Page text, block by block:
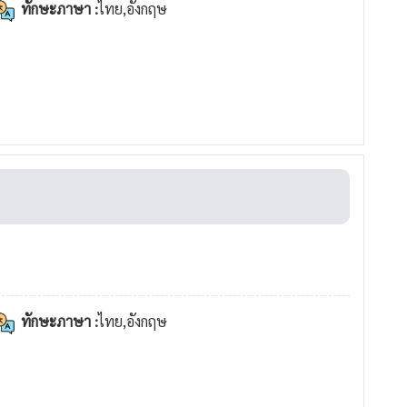
ทักษะภาษา :ไทย,อังกฤษ
ทักษะภาษา :ไทย,อังกฤษ